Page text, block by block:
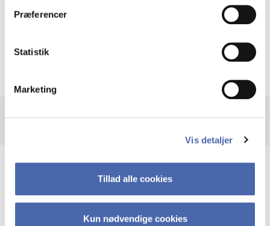
Præferencer
Statistik
Marketing
Vis detaljer
Tillad alle cookies
Kun nødvendige cookies
Krigen i Ukraine